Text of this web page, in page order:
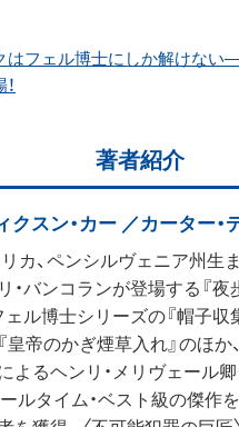
はフェル博士にしか解けな
著者紹介
クスン・カー ／カーター・
カ、ペンシルヴェニア州生
・バンコランが登場する『夜
ェル博士シリーズの『帽子収
皇帝のかぎ煙草入れ』のほか
よるヘンリ・メリヴェール
ールタイム・ベスト級の傑作